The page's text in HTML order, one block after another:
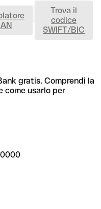
Trova il
codice
SWIFT/BIC
gratis. Comprendi la
come usarlo per